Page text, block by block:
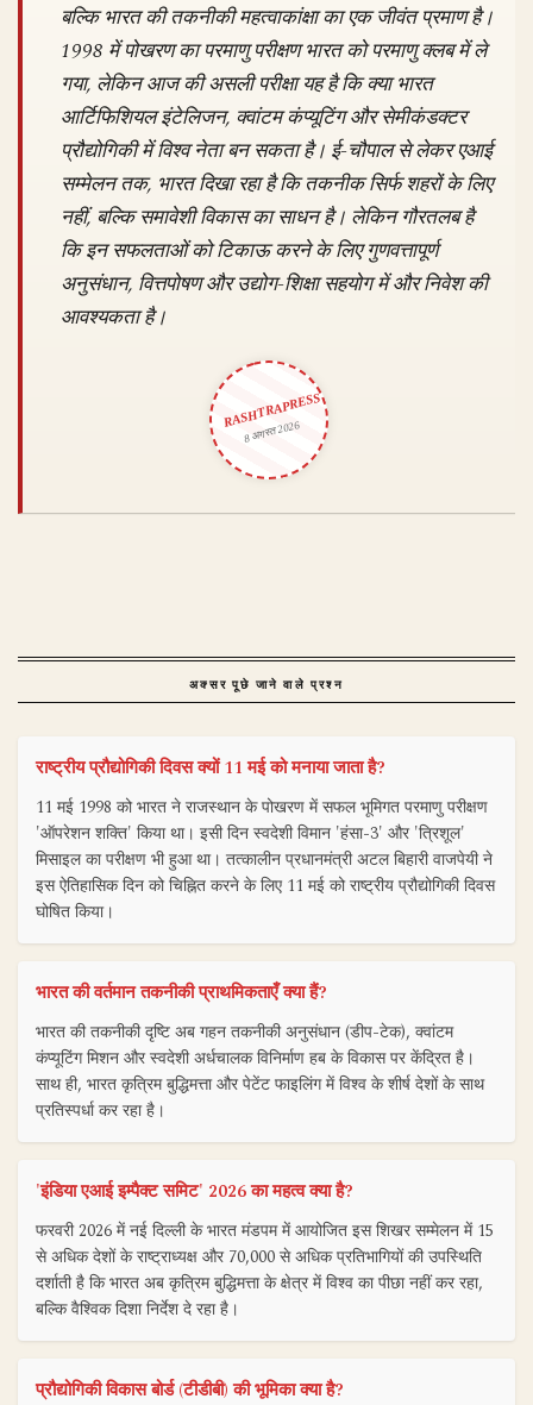
बल्कि भारत की तकनीकी महत्वाकांक्षा का एक जीवंत प्रमाण है।
1998 में पोखरण का परमाणु परीक्षण भारत को परमाणु क्लब में ले
गया, लेकिन आज की असली परीक्षा यह है कि क्या भारत
आर्टिफिशियल इंटेलिजन, क्वांटम कंप्यूटिंग और सेमीकंडक्टर
प्रौद्योगिकी में विश्व नेता बन सकता है। ई-चौपाल से लेकर एआई
सम्मेलन तक, भारत दिखा रहा है कि तकनीक सिर्फ शहरों के लिए
नहीं, बल्कि समावेशी विकास का साधन है। लेकिन गौरतलब है
कि इन सफलताओं को टिकाऊ करने के लिए गुणवत्तापूर्ण
अनुसंधान, वित्तपोषण और उद्योग-शिक्षा सहयोग में और निवेश की
आवश्यकता है।
RASHTRAPRESS
8 अगस्त 2026
अक्सर पूछे जाने वाले प्रश्न
राष्ट्रीय प्रौद्योगिकी दिवस क्यों 11 मई को मनाया जाता है?
11 मई 1998 को भारत ने राजस्थान के पोखरण में सफल भूमिगत परमाणु परीक्षण
'ऑपरेशन शक्ति' किया था। इसी दिन स्वदेशी विमान 'हंसा-3' और 'त्रिशूल'
मिसाइल का परीक्षण भी हुआ था। तत्कालीन प्रधानमंत्री अटल बिहारी वाजपेयी ने
इस ऐतिहासिक दिन को चिह्नित करने के लिए 11 मई को राष्ट्रीय प्रौद्योगिकी दिवस
घोषित किया।
भारत की वर्तमान तकनीकी प्राथमिकताएँ क्या हैं?
भारत की तकनीकी दृष्टि अब गहन तकनीकी अनुसंधान (डीप-टेक), क्वांटम
कंप्यूटिंग मिशन और स्वदेशी अर्धचालक विनिर्माण हब के विकास पर केंद्रित है।
साथ ही, भारत कृत्रिम बुद्धिमत्ता और पेटेंट फाइलिंग में विश्व के शीर्ष देशों के साथ
प्रतिस्पर्धा कर रहा है।
'इंडिया एआई इम्पैक्ट समिट' 2026 का महत्व क्या है?
फरवरी 2026 में नई दिल्ली के भारत मंडपम में आयोजित इस शिखर सम्मेलन में 15
से अधिक देशों के राष्ट्राध्यक्ष और 70,000 से अधिक प्रतिभागियों की उपस्थिति
दर्शाती है कि भारत अब कृत्रिम बुद्धिमत्ता के क्षेत्र में विश्व का पीछा नहीं कर रहा,
बल्कि वैश्विक दिशा निर्देश दे रहा है।
प्रौद्योगिकी विकास बोर्ड (टीडीबी) की भूमिका क्या है?